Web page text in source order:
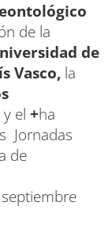
de la
de
Vasco, la
y el +ha
Jornadas
de